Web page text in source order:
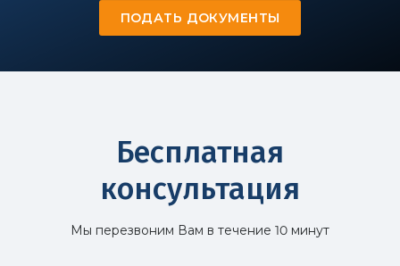
ПОДАТЬ ДОКУМЕНТЫ
Бесплатная
консультация
Мы перезвоним Вам в течение 10 минут